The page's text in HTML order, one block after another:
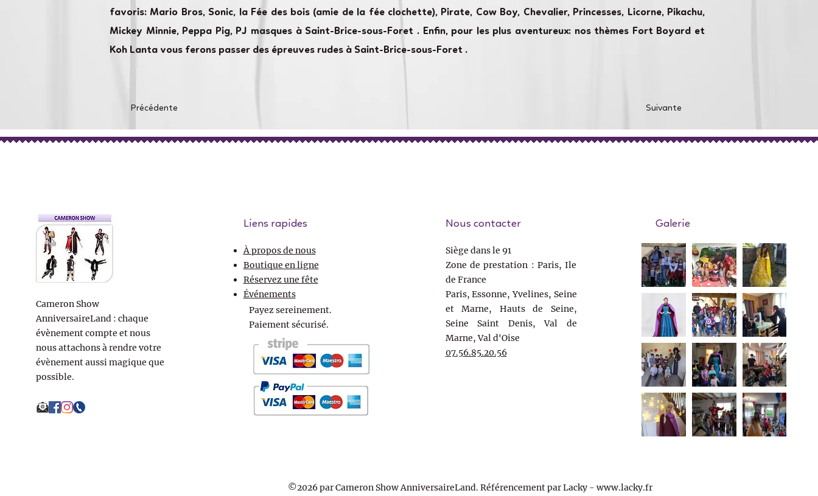
favoris: Mario Bros, Sonic, la Fée des bois (amie de la fée clochette), Pirate, Cow Boy, Chevalier, Princesses, Licorne, Pikachu,
Mickey Minnie, Peppa Pig, PJ masques à Saint-Brice-sous-Foret . Enfin, pour les plus aventureux: nos thèmes Fort Boyard et
Koh Lanta vous ferons passer des épreuves rudes à Saint-Brice-sous-Foret .
Précédente Suivante
Cameron Show
AnniversaireLand : chaque
évènement compte et nous
nous attachons à rendre votre
évènement aussi magique que
possible.
Liens rapides
À propos de nous
Boutique en ligne
Réservez une fête
Événements
Payez sereinement.
Paiement sécurisé.
Nous contacter
Siège dans le 91
Zone de prestation : Paris, Ile
de France
Paris, Essonne, Yvelines, Seine
et Marne, Hauts de Seine,
Seine Saint Denis, Val de
Marne, Val d'Oise
07.56.85.20.56
Galerie
©2026 par Cameron Show AnniversaireLand. Référencement par Lacky - www.lacky.fr